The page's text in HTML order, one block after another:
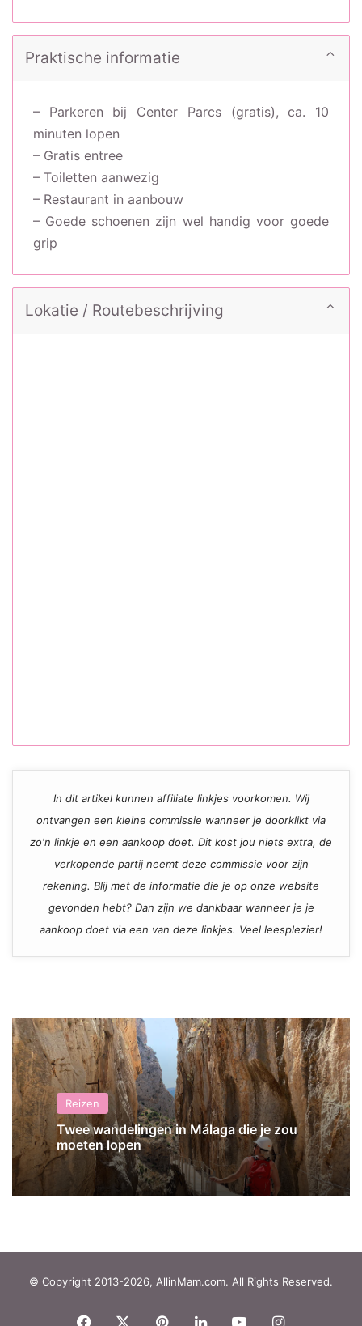
Praktische informatie
– Parkeren bij Center Parcs (gratis), ca. 10
minuten lopen
– Gratis entree
– Toiletten aanwezig
– Restaurant in aanbouw
– Goede schoenen zijn wel handig voor goede
grip
Lokatie / Routebeschrijving
In dit artikel kunnen affiliate linkjes voorkomen. Wij
ontvangen een kleine commissie wanneer je doorklikt via
zo'n linkje en een aankoop doet. Dit kost jou niets extra, de
verkopende partij neemt deze commissie voor zijn
rekening. Blij met de informatie die je op onze website
gevonden hebt? Dan zijn we dankbaar wanneer je je
aankoop doet via een van deze linkjes. Veel leesplezier!
Reizen
Twee wandelingen in Málaga die je zou
moeten lopen
© Copyright 2013-2026, AllinMam.com. All Rights Reserved.
Facebook PinterestLinkedInYouTubeInstagram